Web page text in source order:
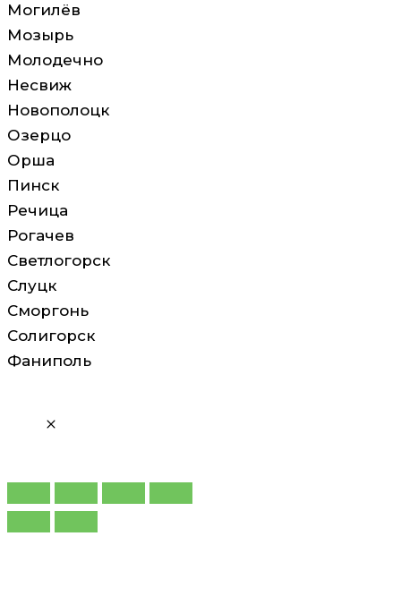
Могилёв
Мозырь
Молодечно
Несвиж
Новополоцк
Озерцо
Орша
Пинск
Речица
Рогачев
Светлогорск
Слуцк
Сморгонь
Солигорск
Фаниполь